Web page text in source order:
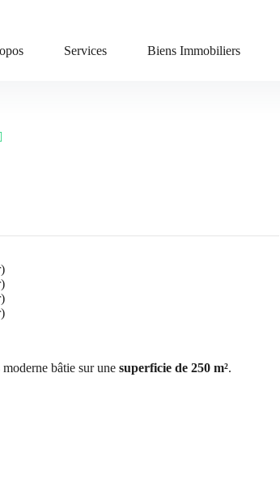
Services Biens Immobiliers
moderne bâtie sur une superficie de 250 m².